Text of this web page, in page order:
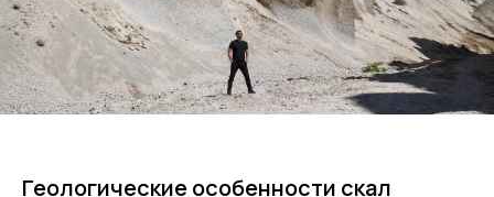
Геологические особенности скал